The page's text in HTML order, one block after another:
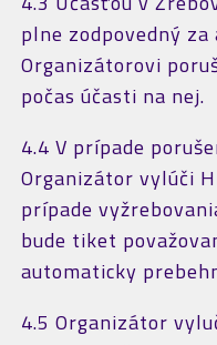
plne zodpovedný za
Organizátorovi
počas účasti na nej.
4.4 V prípade
Organizátor vylúči
prípade
bude tiket
automaticky
4.5 Organizátor